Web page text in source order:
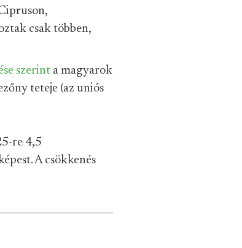
csak többen,
szerint a magyarok
teteje (az uniós
re 4,5
A csökkenés